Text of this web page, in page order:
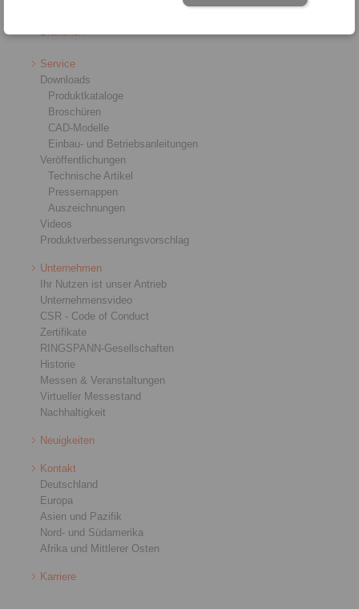
Branchen
Service
Downloads
Produktkataloge
Broschüren
CAD-Modelle
Einbau- und Betriebsanleitungen
Veröffentlichungen
Technische Artikel
Pressemappen
Auszeichnungen
Videos
Produktverbesserungsvorschlag
Unternehmen
Ihr Nutzen ist unser Antrieb
Unternehmensvideo
CSR - Code of Conduct
Zertifikate
RINGSPANN-Gesellschaften
Historie
Messen & Veranstaltungen
Virtueller Messestand
Nachhaltigkeit
Neuigkeiten
Kontakt
Deutschland
Europa
Asien und Pazifik
Nord- und Südamerika
Afrika und Mittlerer Osten
Karriere